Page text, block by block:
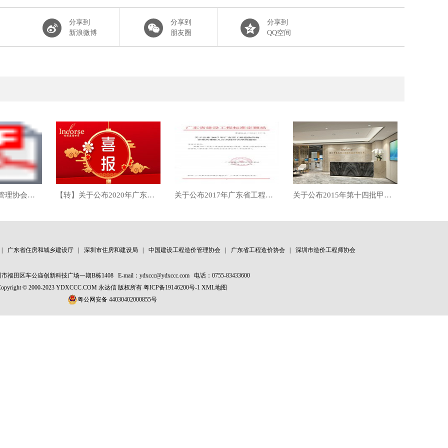
分享到
新浪微博
分享到
朋友圈
分享到
QQ空间
中国建设工程造价管理协会关于2020年工程造价咨询企业造价咨询收入排名的公告 【转】关于公布2020年广东省工程造价咨询企业营业收入百名排序名单的通知 关于公布2017年广东省工程造价咨询企业营业收入百名排序名单的通知[转发] 关于公布2015年第十四批甲级工程造价咨询企业资质延续审核结果的函
广东省住房和城乡建设厅 深圳市住房和建设局 中国建设工程造价管理协会 广东省工程造价协会 深圳市造价工程师协会
福田区车公庙创新科技广场一期B栋1408 E-mail：ydxccc@ydxccc.com
电话：0755-83433600
© 2000-2023 YDXCCC.COM 永达信 版权所有 粤ICP备19146200号-1 XML地图
粤公网安备 44030402000855号